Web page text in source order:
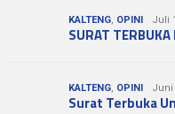
KALTENG, OPINI Juli
SURAT
KALTENG, OPINI Juni
Surat Terbuka